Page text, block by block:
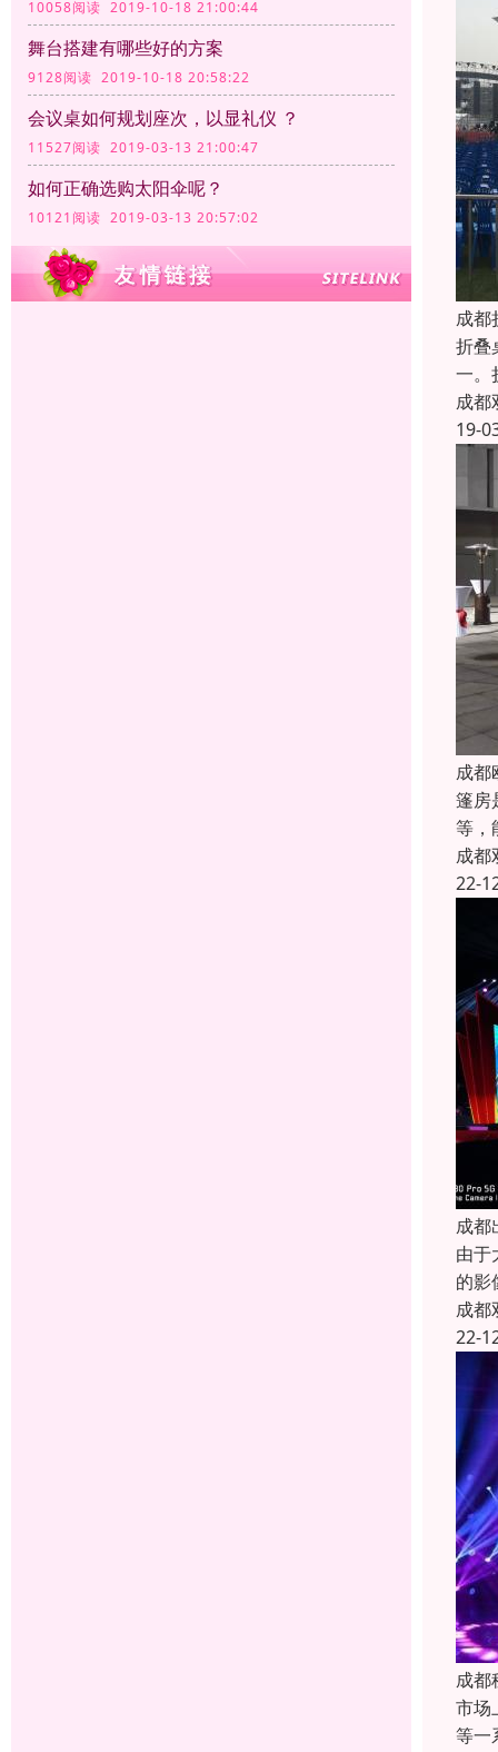
10058阅读 2019-10-18 21:00:44
舞台搭建有哪些好的方案
9128阅读 2019-10-18 20:58:22
会议桌如何规划座次，以显礼仪 ？
11527阅读 2019-03-13 21:00:47
如何正确选购太阳伞呢？
10121阅读 2019-03-13 20:57:02
成都
折叠
一。
成都
19-
成都
篷房
等，
成都
22-
成都
由于
的影
成都
22-
成都
市场
等一